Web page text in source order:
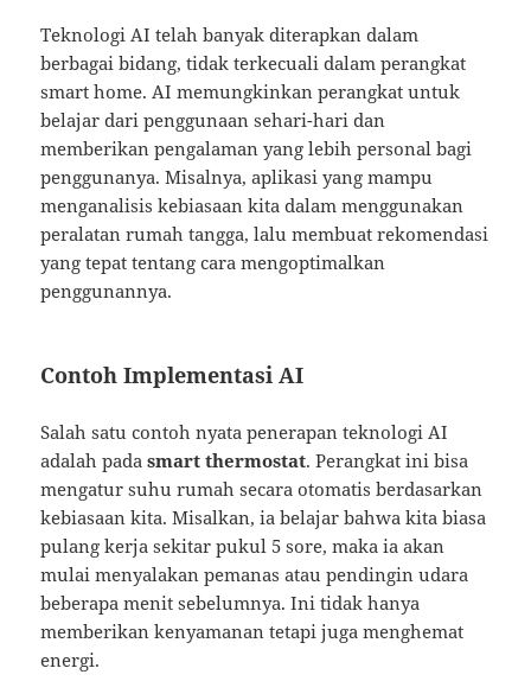
Teknologi AI telah banyak diterapkan dalam
berbagai bidang, tidak terkecuali dalam perangkat
smart home. AI memungkinkan perangkat untuk
belajar dari penggunaan sehari-hari dan
memberikan pengalaman yang lebih personal bagi
penggunanya. Misalnya, aplikasi yang mampu
menganalisis kebiasaan kita dalam menggunakan
peralatan rumah tangga, lalu membuat rekomendasi
yang tepat tentang cara mengoptimalkan
penggunannya.
Contoh Implementasi AI
Salah satu contoh nyata penerapan teknologi AI
adalah padasmart thermostat. Perangkat ini bisa
mengatur suhu rumah secara otomatis berdasarkan
kebiasaan kita. Misalkan, ia belajar bahwa kita biasa
pulang kerja sekitar pukul 5 sore, maka ia akan
mulai menyalakan pemanas atau pendingin udara
beberapa menit sebelumnya. Ini tidak hanya
memberikan kenyamanan tetapi juga menghemat
energi.